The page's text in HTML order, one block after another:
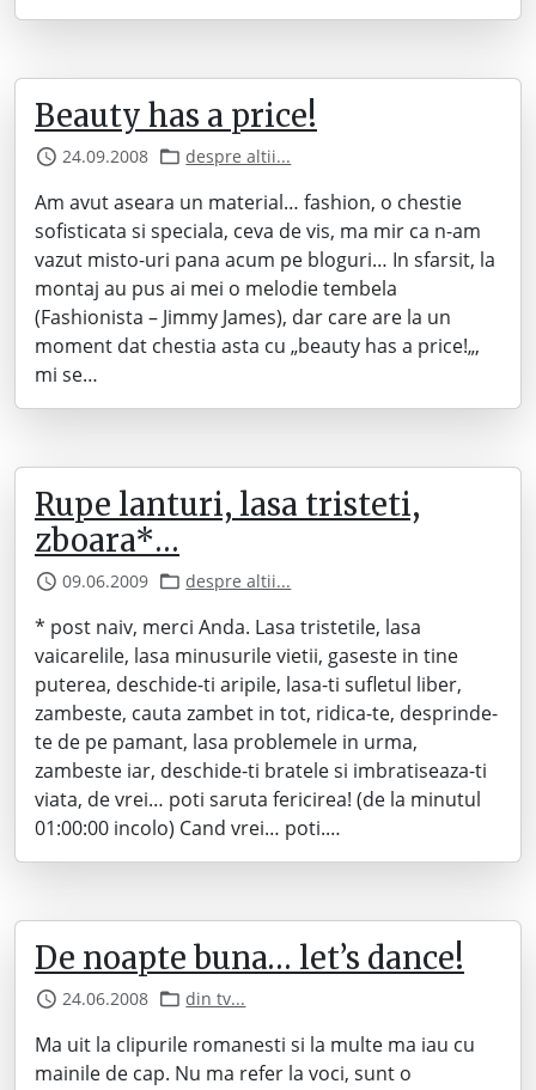
Beauty has a price!
24.09.2008 despre altii...
Am avut aseara un material… fashion, o chestie
sofisticata si speciala, ceva de vis, ma mir ca n-am
vazut misto-uri pana acum pe bloguri… In sfarsit, la
montaj au pus ai mei o melodie tembela
(Fashionista – Jimmy James), dar care are la un
moment dat chestia asta cu „beauty has a price!„,
mi se…
Rupe lanturi, lasa tristeti,
zboara*…
09.06.2009 despre altii...
* post naiv, merci Anda. Lasa tristetile, lasa
vaicarelile, lasa minusurile vietii, gaseste in tine
puterea, deschide-ti aripile, lasa-ti sufletul liber,
zambeste, cauta zambet in tot, ridica-te, desprinde-
te de pe pamant, lasa problemele in urma,
zambeste iar, deschide-ti bratele si imbratiseaza-ti
viata, de vrei… poti saruta fericirea! (de la minutul
01:00:00 incolo) Cand vrei… poti.…
De noapte buna… let’s dance!
24.06.2008 din tv...
Ma uit la clipurile romanesti si la multe ma iau cu
mainile de cap. Nu ma refer la voci, sunt o